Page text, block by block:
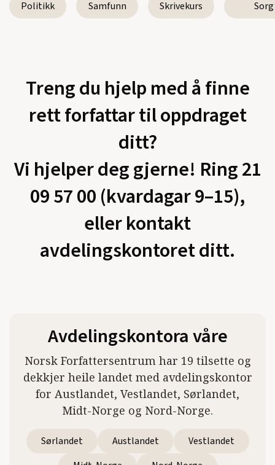
Politikk Samfunn Skrivekurs Sorg
Treng du hjelp med å finne
rett forfattar til oppdraget
ditt?
Vi hjelper deg gjerne! Ring 21
09 57 00 (kvardagar 9–15),
eller kontakt
avdelingskontoret ditt.
Avdelingskontora våre
Norsk Forfattersentrum har 19 tilsette og
dekkjer heile landet med avdelingskontor
for Austlandet, Vestlandet, Sørlandet,
Midt-Norge og Nord-Norge.
Sørlandet Austlandet
Vestlandet